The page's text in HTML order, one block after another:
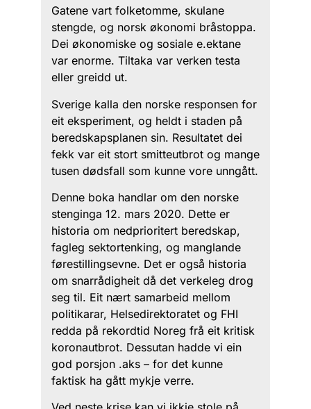
Gatene vart folketomme, skulane
stengde, og norsk økonomi bråstoppa.
Dei økonomiske og sosiale e.ektane
var enorme. Tiltaka var verken testa
eller greidd ut.
Sverige kalla den norske responsen for
eit eksperiment, og heldt i staden på
beredskapsplanen sin. Resultatet dei
fekk var eit stort smitteutbrot og mange
tusen dødsfall som kunne vore unngått.
Denne boka handlar om den norske
stenginga 12. mars 2020. Dette er
historia om nedprioritert beredskap,
fagleg sektortenking, og manglande
førestillingsevne. Det er også historia
om snarrådigheit då det verkeleg drog
seg til. Eit nært samarbeid mellom
politikarar, Helsedirektoratet og FHI
redda på rekordtid Noreg frå eit kritisk
koronautbrot. Dessutan hadde vi ein
god porsjon .aks – for det kunne
faktisk ha gått mykje verre.